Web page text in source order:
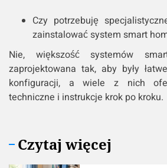
Czy potrzebuję
zainstalować system smart
Nie, większość systemów
zaprojektowana tak, aby były
konfiguracji, a wiele z nich
techniczne i instrukcje krok po kroku.
Czytaj więcej